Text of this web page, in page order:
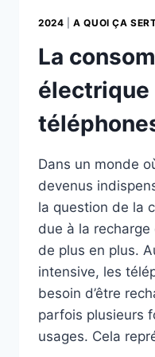
2024 |A QUOI ÇA
La
électrique
Dans un monde
devenus
la question de la
due à la
de plus en plus.
intensive, les
besoin d’être
parfois plusieurs
usages. Cela